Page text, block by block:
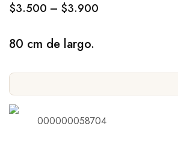
$3.500 – $3.900
80 cm de largo.
000000058704